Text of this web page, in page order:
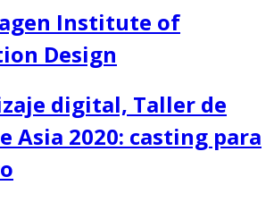
Institute of
Design
digital, Taller de
Asia 2020: casting para